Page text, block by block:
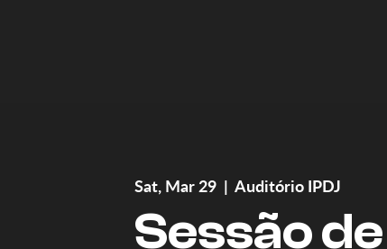
Sat, Mar 29
  |
Auditório IPDJ
Sessão